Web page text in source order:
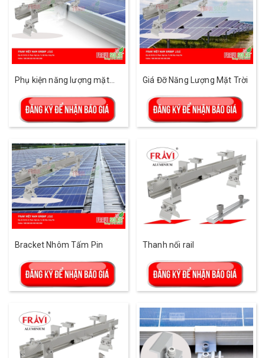
Phụ kiện năng lượng mặt
công.
Giá Đỡ Năng Lượng Mặt Trời
Bracket Nhôm Tấm Pin Thanh nối rail